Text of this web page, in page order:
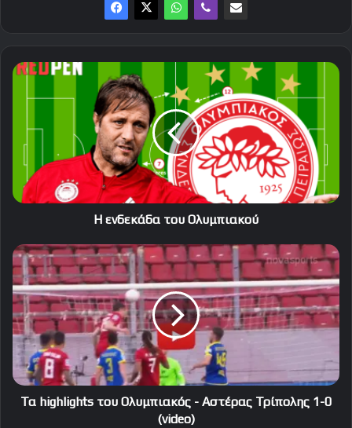
Η
του
Η ενδεκάδα του Ολυμπιακού
Τα
highlights
του
Ολυμπιακός
-
Αστέρας
Τρίπολης
1-
0
(video)
Τα highlights του Ολυμπιακός - Αστέρας Τρίπολης 1-0
(video)